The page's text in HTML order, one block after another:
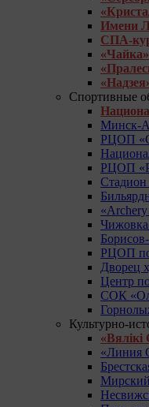
Имени
СПА-
«Чайка»
Спортивные
Минск-
РЦОП
РЦОП
РЦОП
Дворец
Центр
СОК
Культурно-
«Линия